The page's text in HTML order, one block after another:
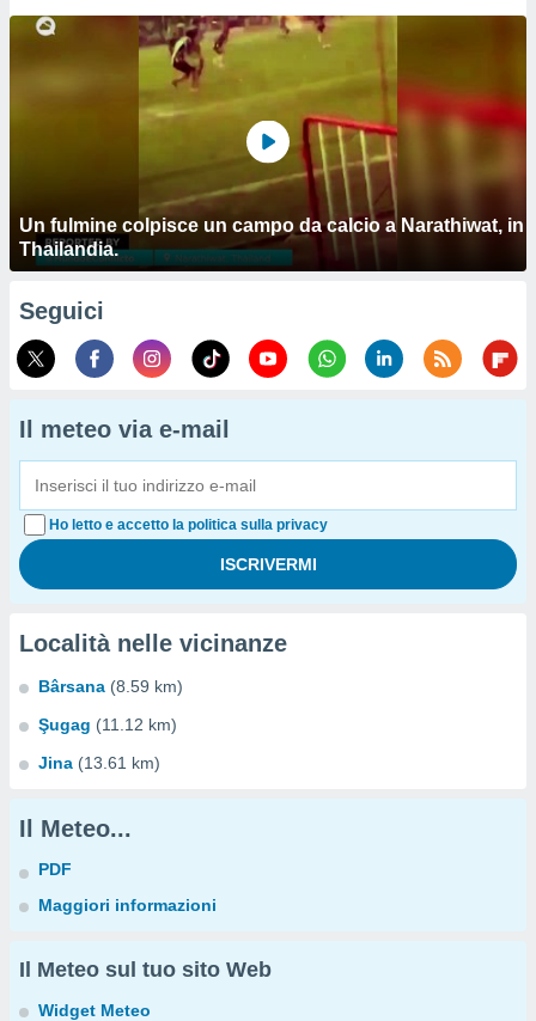
Un fulmine colpisce un campo da calcio a Narathiwat, in
Thailandia.
Seguici
Il meteo via e-mail
Ho letto e accetto la politica sulla privacy
Località nelle vicinanze
Bârsana (8.59 km)
Şugag (11.12 km)
Jina (13.61 km)
Il Meteo...
PDF
Maggiori informazioni
Il Meteo sul tuo sito Web
Widget Meteo